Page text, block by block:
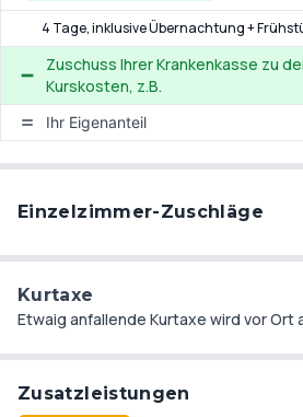
Museen und Galerien sowie die
Sperrstunde inspirieren Tag und Nacht. Vom "Leipziger
Weißheitszahn", einem prägnanten
man einen großartigen Rundumblick
hin zum Völkerschlachtdenkmal.
4 Tage, inklusive Übernachtung +
Zuschuss Ihrer Krankenkasse zu
Kurskosten, z.B.
Ihr Eigenanteil
Einzelzimmer-Zuschläge
Kurtaxe
Etwaig anfallende Kurtaxe wird vor Ort
Zusatzleistungen